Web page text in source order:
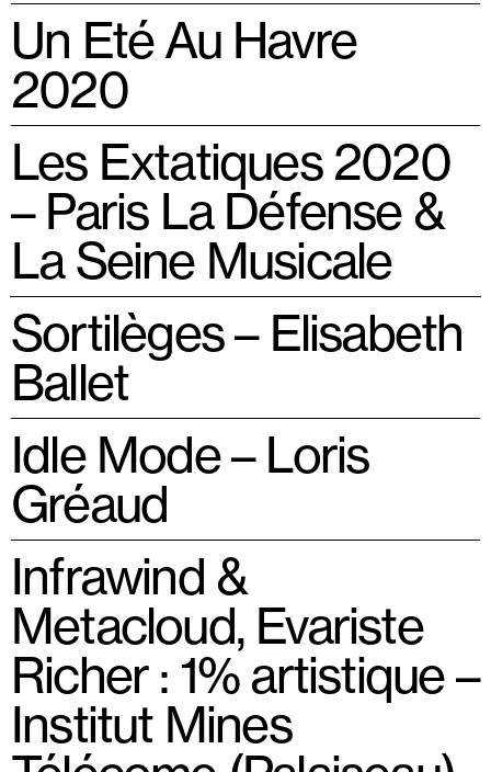
Un Eté Au Havre
2020
Les Extatiques 2020
– Paris La Défense &
La Seine Musicale
Sortilèges – Elisabeth
Ballet
Idle Mode – Loris
Gréaud
Infrawind &
Metacloud, Evariste
Richer : 1% artistique –
Institut Mines